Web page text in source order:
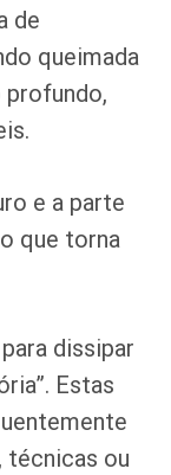
de
queimada
profundo,
e a parte
que torna
dissipar
Estas
técnicas ou